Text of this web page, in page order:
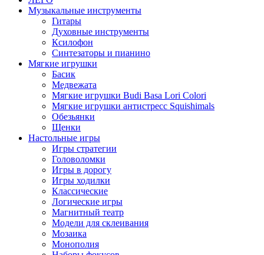
Музыкальные инструменты
Гитары
Духовные инструменты
Ксилофон
Синтезаторы и пианино
Мягкие игрушки
Басик
Медвежата
Мягкие игрушки Budi Basa Lori Colori
Мягкие игрушки антистресс Squishimals
Обезьянки
Щенки
Настольные игры
Игры стратегии
Головоломки
Игры в дорогу
Игры ходилки
Классические
Логические игры
Магнитный театр
Модели для склеивания
Мозаика
Монополия